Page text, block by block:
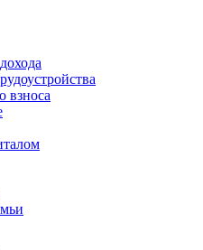
взноса